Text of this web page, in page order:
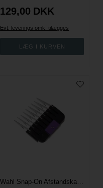
129,00 DKK
Evt. leverings omk. tilægges
Wahl Snap-On Afstandskamme - Rustfri Stål